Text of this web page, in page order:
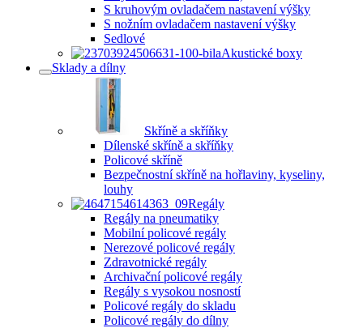
S kruhovým ovladačem nastavení výšky
S nožním ovladačem nastavení výšky
Sedlové
Akustické boxy
Sklady a dílny
Skříně a skříňky
Dílenské skříně a skříňky
Policové skříně
Bezpečnostní skříně na hořlaviny, kyseliny,
louhy
Regály
Regály na pneumatiky
Mobilní policové regály
Nerezové policové regály
Zdravotnické regály
Archivační policové regály
Regály s vysokou nosností
Policové regály do skladu
Policové regály do dílny